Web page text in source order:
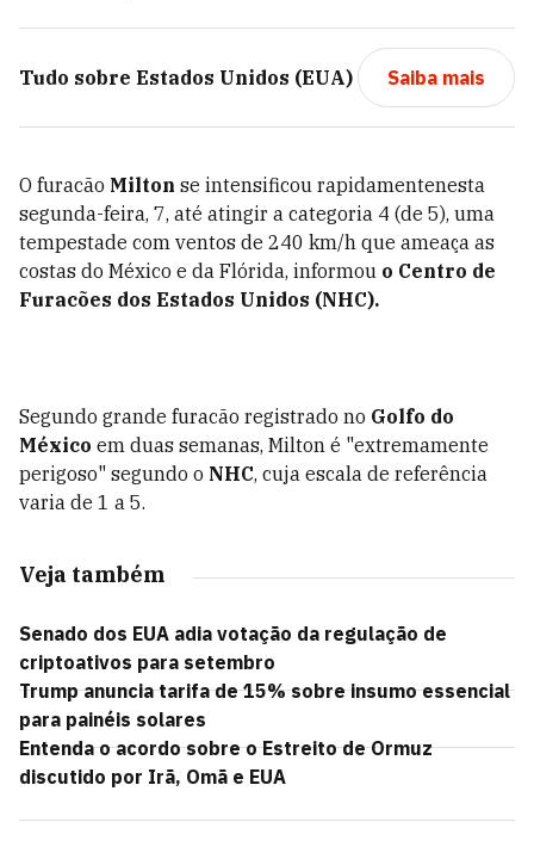
Tudo sobre Estados Unidos (EUA) Saiba mais
O furacão Milton se intensificou rapidamentenesta
segunda-feira, 7, até atingir a categoria 4 (de 5), uma
tempestade com ventos de 240 km/h que ameaça as
costas do México e da Flórida, informou o Centro de
Furacões dos Estados Unidos (NHC).
Segundo grande furacão registrado no Golfo do
México em duas semanas, Milton é "extremamente
perigoso" segundo o NHC, cuja escala de referência
varia de 1 a 5.
Veja também
Senado dos EUA adia votação da regulação de
criptoativos para setembro
Trump anuncia tarifa de 15% sobre insumo essencial
para painéis solares
Entenda o acordo sobre o Estreito de Ormuz
discutido por Irã, Omã e EUA